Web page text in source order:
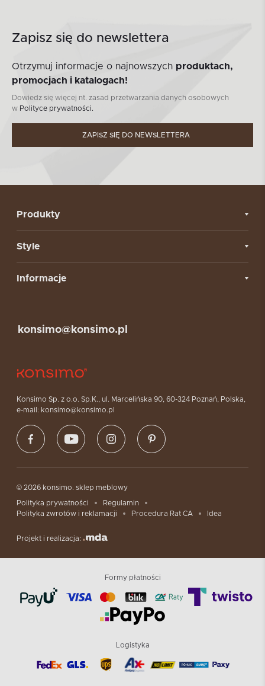
Zapisz się do newslettera
Otrzymuj informacje o najnowszych produktach,
promocjach i katalogach!
Dowiedz się więcej nt. zasad przetwarzania danych osobowych
w Polityce prywatności.
ZAPISZ SIĘ DO NEWSLETTERA
Produkty
Style
Informacje
Konsimo Sp. z o.o. Sp.K., ul. Marcelińska 90, 60-324 Poznań, Polska,
e-mail: konsimo@konsimo.pl
konsimo@konsimo.pl
© 2026 konsimo. sklep meblowy
Polityka prywatności
Regulamin
Polityka zwrotów i reklamacji
Procedura Rat CA Idea
Projekt i realizacja:
Formy płatności
Logistyka